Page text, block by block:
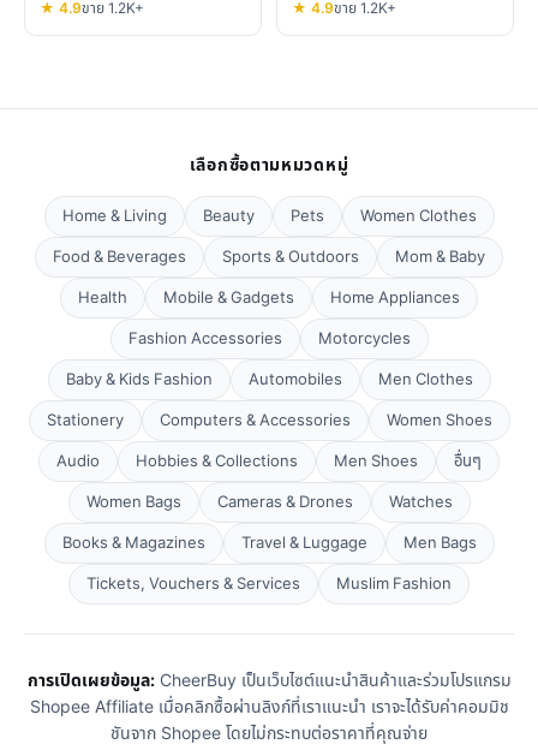
★ 4.9ขาย 1.2K+ ★ 4.9ขาย 1.2K+
เลือกซื้อตามหมวดหมู่
Home & Living Beauty Pets
Women Clothes
Food & Beverages
Sports & Outdoors
Mom & Baby
Health
Mobile & Gadgets
Home Appliances
Fashion Accessories
Motorcycles
Baby & Kids Fashion
Automobiles
Men Clothes
Stationery
Computers & Accessories
Women Shoes
Audio
Hobbies & Collections Men Shoes
อื่นๆ
Women Bags
Cameras & Drones
Watches
Books & Magazines
Travel & Luggage
Men Bags
Tickets, Vouchers & Services
Muslim Fashion
การเปิดเผยข้อมูล:CheerBuy เป็นเว็บไซต์แนะนำสินค้าและร่วมโปรแกรม
Shopee Affiliate เมื่อคลิกซื้อผ่านลิงก์ที่เราแนะนำ เราจะได้รับค่าคอมมิช
ชันจาก Shopee โดยไม่กระทบต่อราคาที่คุณจ่าย